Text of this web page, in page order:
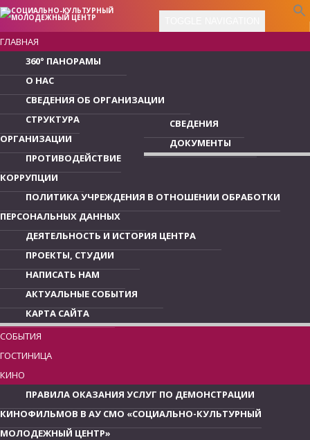
ГЛАВНАЯ
360° ПАНОРАМЫ
О НАС
СВЕДЕНИЯ ОБ ОРГАНИЗАЦИИ
СВЕДЕНИЯ
ДОКУМЕНТЫ
СТРУКТУРА
ОРГАНИЗАЦИИ
ПРОТИВОДЕЙСТВИЕ
КОРРУПЦИИ
ПОЛИТИКА УЧРЕЖДЕНИЯ В ОТНОШЕНИИ ОБРАБОТКИ
ПЕРСОНАЛЬНЫХ ДАННЫХ
ДЕЯТЕЛЬНОСТЬ И ИСТОРИЯ ЦЕНТРА
ПРОЕКТЫ, СТУДИИ
НАПИСАТЬ НАМ
АКТУАЛЬНЫЕ СОБЫТИЯ
КАРТА САЙТА
СОБЫТИЯ
ГОСТИНИЦА
КИНО
ПРАВИЛА ОКАЗАНИЯ УСЛУГ ПО ДЕМОНСТРАЦИИ
КИНОФИЛЬМОВ В АУ СМО «СОЦИАЛЬНО-КУЛЬТУРНЫЙ
МОЛОДЕЖНЫЙ ЦЕНТР»